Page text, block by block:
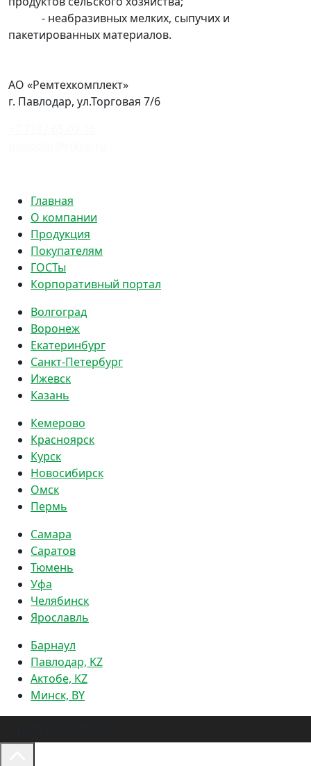
- неабразивных мелких, сыпучих и
пакетированных материалов.
АО «Ремтехкомплект»
г. Павлодар, ул.Торговая 7/6
Главная
О компании
Продукция
Покупателям
ГОСТы
Корпоративный портал
Волгоград
Воронеж
Екатеринбург
Санкт-Петербург
Ижевск
Казань
Кемерово
Красноярск
Курск
Новосибирск
Омск
Пермь
Самара
Саратов
Тюмень
Уфа
Челябинск
Ярославль
Барнаул
Павлодар, KZ
Актобе, KZ
Минск, BY